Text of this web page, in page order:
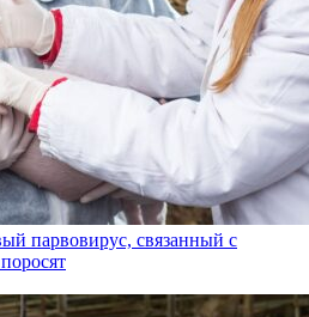
парвовирус, связанный с